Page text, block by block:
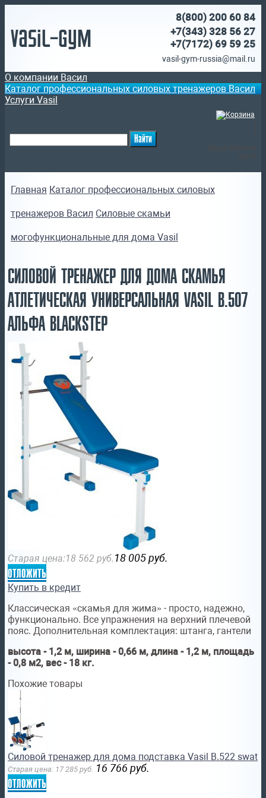
Vasil-Gym
8(800) 200 60 84
+7(343) 328 56 27
+7(7172) 69 59 25
vasil-gym-russia@mail.ru
О компании Васил
Каталог профессиональных силовых тренажеров Васил
Услуги Vasil
Главная Каталог профессиональных силовых
тренажеров Васил Силовые скамьи
могофункциональные для дома Vasil
СИЛОВОЙ ТРЕНАЖЕР ДЛЯ ДОМА СКАМЬЯ
АТЛЕТИЧЕСКАЯ УНИВЕРСАЛЬНАЯ VASIL В.507
АЛЬФА BLACKSTEP
Старая цена:18 562 руб. 18 005 руб.
отложить
Купить в кредит
Классическая «скамья для жима» - просто, надежно,
функционально. Все упражнения на верхний плечевой
пояс. Дополнительная комплектация: штанга, гантели
высота - 1,2 м, ширина - 0,66 м, длина - 1,2 м, площадь
- 0,8 м2, вес - 18 кг.
Похожие товары
Силовой тренажер для дома подставка Vasil В.522 swat
Старая цена: 17 285 руб. 16 766 руб.
отложить